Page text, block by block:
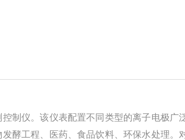
制仪。该仪表配置不同类型的离子电极广
酵工程、医药、食品饮料、环保水处理。